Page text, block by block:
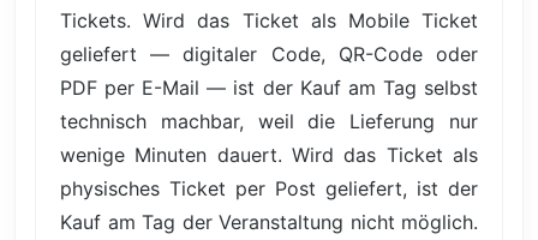
Tickets. Wird das Ticket als Mobile Ticket
geliefert — digitaler Code, QR-Code oder
PDF per E-Mail — ist der Kauf am Tag selbst
technisch machbar, weil die Lieferung nur
wenige Minuten dauert. Wird das Ticket als
physisches Ticket per Post geliefert, ist der
Kauf am Tag der Veranstaltung nicht möglich.